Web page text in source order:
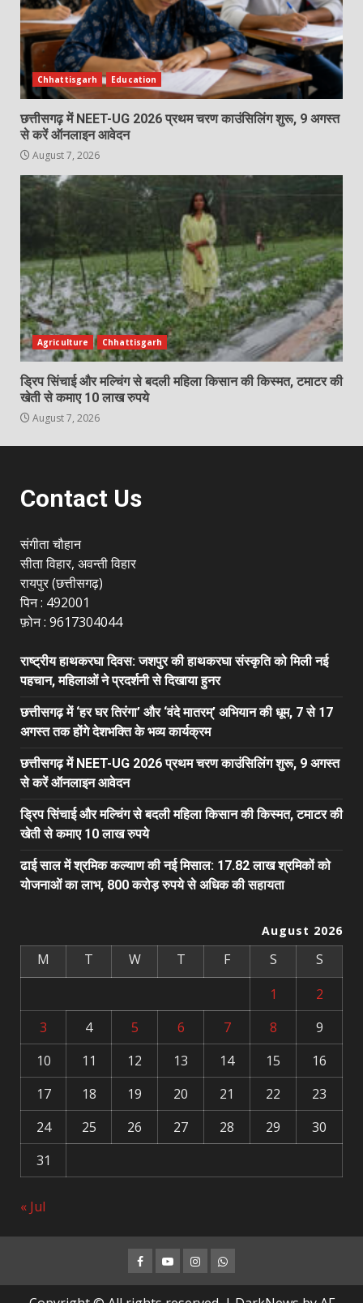
Chhattisgarh Education
छत्तीसगढ़ में NEET-UG 2026 प्रथम चरण काउंसिलिंग शुरू, 9 अगस्त
से करें ऑनलाइन आवेदन
August 7, 2026
Agriculture Chhattisgarh
ड्रिप सिंचाई और मल्चिंग से बदली महिला किसान की किस्मत, टमाटर की
खेती से कमाए 10 लाख रुपये
August 7, 2026
Contact Us
संगीता चौहान
सीता विहार, अवन्ती विहार
रायपुर (छत्तीसगढ़)
पिन : 492001
फ़ोन : 9617304044
राष्ट्रीय हाथकरघा दिवस: जशपुर की हाथकरघा संस्कृति को मिली नई
पहचान, महिलाओं ने प्रदर्शनी से दिखाया हुनर
छत्तीसगढ़ में ‘हर घर तिरंगा’ और ‘वंदे मातरम्’ अभियान की धूम, 7 से 17
अगस्त तक होंगे देशभक्ति के भव्य कार्यक्रम
छत्तीसगढ़ में NEET-UG 2026 प्रथम चरण काउंसिलिंग शुरू, 9 अगस्त
से करें ऑनलाइन आवेदन
ड्रिप सिंचाई और मल्चिंग से बदली महिला किसान की किस्मत, टमाटर की
खेती से कमाए 10 लाख रुपये
ढाई साल में श्रमिक कल्याण की नई मिसाल: 17.82 लाख श्रमिकों को
योजनाओं का लाभ, 800 करोड़ रुपये से अधिक की सहायता
August 2026
M T W T F S
S
1
2
3
4 5 6 7 8
9
10
11 12 13 14 15
16
17
18 19 20 21 22
23
24
25 26 27 28 29
30
31
« Jul
Facebook
YoutubeInstagramWhatsapp